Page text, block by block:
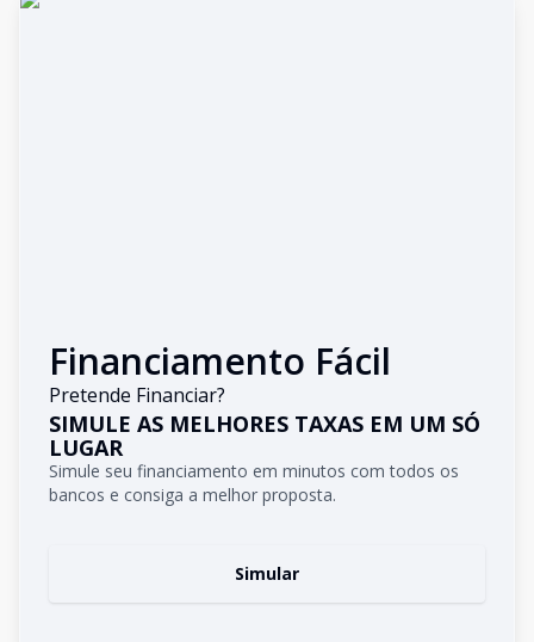
Financiamento Fácil
Pretende Financiar?
SIMULE AS MELHORES TAXAS EM UM SÓ
LUGAR
Simule seu financiamento em minutos com todos os
bancos e consiga a melhor proposta.
Simular